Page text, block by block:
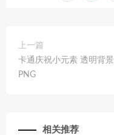
上一篇
卡通庆祝小元素 透明背景
PNG
相关推荐